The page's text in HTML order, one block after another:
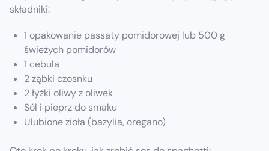
składniki:
1 opakowanie passaty pomidorowej lub 500 g
świeżych pomidorów
1 cebula
2 ząbki czosnku
2 łyżki oliwy z oliwek
Sól i pieprz do smaku
Ulubione zioła (bazylia, oregano)